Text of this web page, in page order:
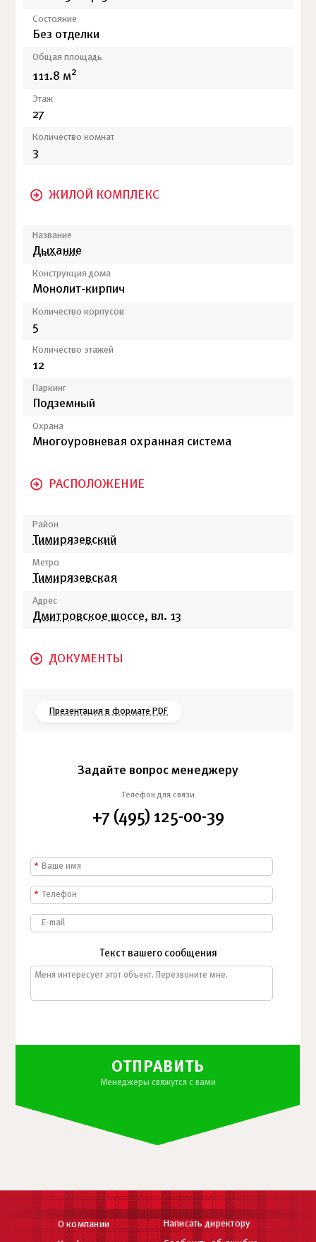
Состояние
Без отделки
Общая площадь
111.8 м2
Этаж
27
Количество комнат
3
ЖИЛОЙ КОМПЛЕКС
Название
Дыхание
Конструкция дома
Монолит-кирпич
Количество корпусов
5
Количество этажей
12
Паркинг
Подземный
Охрана
Многоуровневая охранная система
РАСПОЛОЖЕНИЕ
Район
Тимирязевский
Метро
Тимирязевская
Адрес
Дмитровское шоссе, вл. 13
ДОКУМЕНТЫ
Презентация в формате PDF
Задайте вопрос менеджеру
Телефон для связи
+7 (495) 125-00-39
*
*
Текст вашего сообщения
ОТПРАВИТЬ
Менеджеры свяжутся с вами
О компании Написать директору